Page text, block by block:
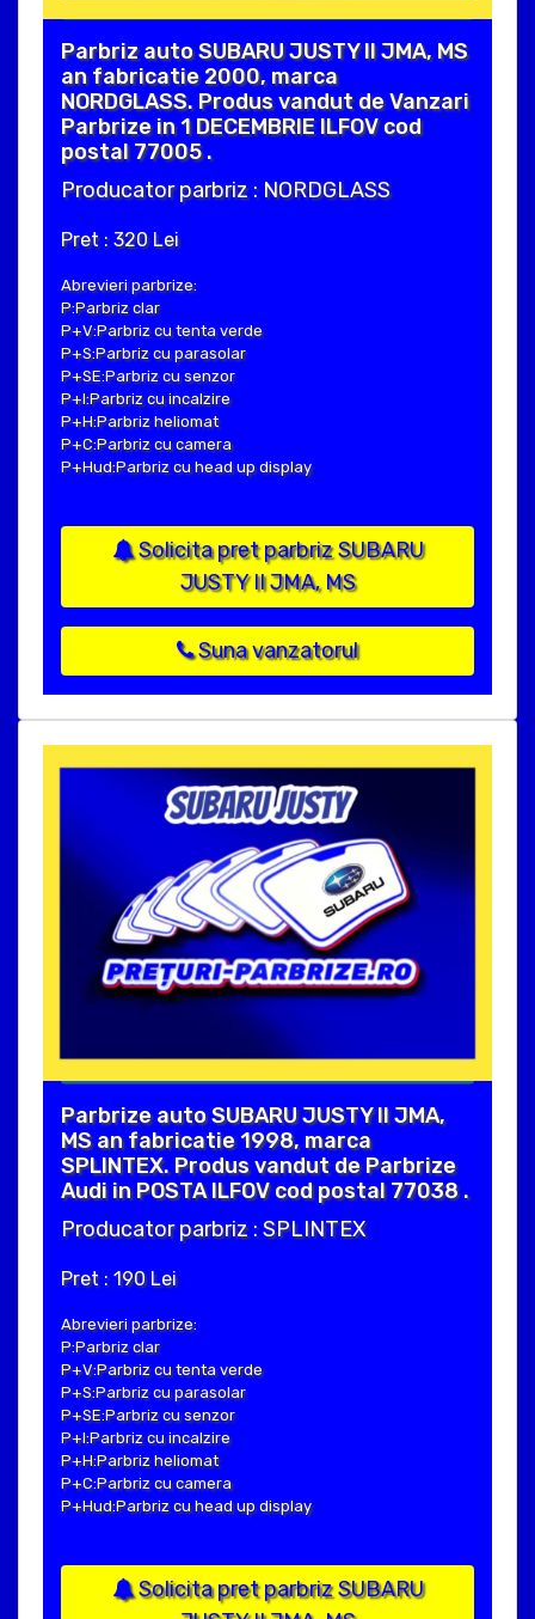
Parbriz auto SUBARU JUSTY II JMA, MS
an fabricatie 2000, marca
NORDGLASS. Produs vandut de Vanzari
Parbrize in 1 DECEMBRIE ILFOV cod
postal 77005 .
Producator parbriz : NORDGLASS
Pret : 320 Lei
Abrevieri parbrize:
P:Parbriz clar
P+V:Parbriz cu tenta verde
P+S:Parbriz cu parasolar
P+SE:Parbriz cu senzor
P+I:Parbriz cu incalzire
P+H:Parbriz heliomat
P+C:Parbriz cu camera
P+Hud:Parbriz cu head up display
Solicita pret parbriz SUBARU
JUSTY II JMA, MS
Suna vanzatorul
Parbrize auto SUBARU JUSTY II JMA,
MS an fabricatie 1998, marca
SPLINTEX. Produs vandut de Parbrize
Audi in POSTA ILFOV cod postal 77038 .
Producator parbriz : SPLINTEX
Pret : 190 Lei
Abrevieri parbrize:
P:Parbriz clar
P+V:Parbriz cu tenta verde
P+S:Parbriz cu parasolar
P+SE:Parbriz cu senzor
P+I:Parbriz cu incalzire
P+H:Parbriz heliomat
P+C:Parbriz cu camera
P+Hud:Parbriz cu head up display
Solicita pret parbriz SUBARU